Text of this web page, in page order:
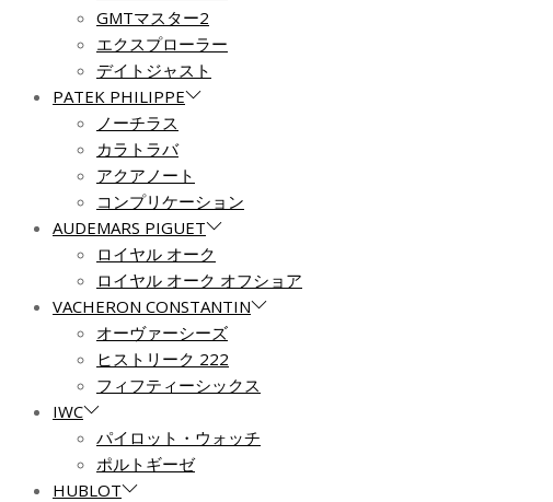
GMTマスター2
エクスプローラー
デイトジャスト
PATEK PHILIPPE
ノーチラス
カラトラバ
アクアノート
コンプリケーション
AUDEMARS PIGUET
ロイヤル オーク
ロイヤル オーク オフショア
VACHERON CONSTANTIN
オーヴァーシーズ
ヒストリーク 222
フィフティーシックス
IWC
パイロット・ウォッチ
ポルトギーゼ
HUBLOT